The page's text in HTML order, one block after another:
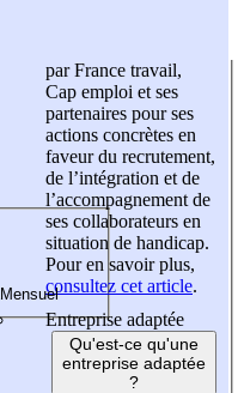
par France travail,
Cap emploi et ses
partenaires pour ses
actions concrètes en
faveur du recrutement,
de l’intégration et de
l’accompagnement de
ses collaborateurs en
situation de handicap.
Pour en savoir plus,
consultez cet article.
Entreprise adaptée
Qu'est-ce qu'une
entreprise adaptée
?